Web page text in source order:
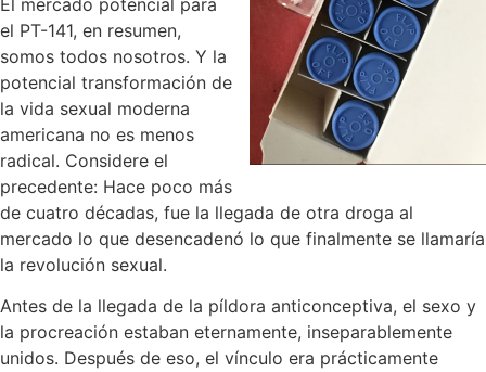
el PT-141, en resumen,
somos todos nosotros. Y la
potencial transformación de
la vida sexual moderna
americana no es menos
radical. Considere el
precedente: Hace poco más
de cuatro décadas, fue la llegada de otra droga al
mercado lo que desencadenó lo que finalmente se llamaría
la revolución sexual.
Antes de la llegada de la píldora anticonceptiva, el sexo y
la procreación estaban eternamente, inseparablemente
unidos. Después de eso, el vínculo era prácticamente